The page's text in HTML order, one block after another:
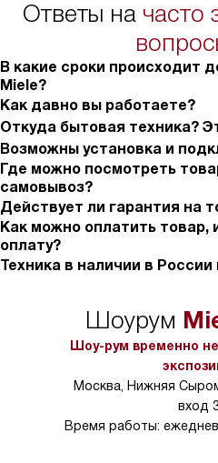
Ответы на часто
В какие сроки происходит
Miele?
Как давно вы работаете?
Откуда бытовая техника?
Возможны установка и
Где можно посмотреть
самовывоз?
Действует ли гарантия на
Как можно оплатить товар,
оплату?
Техника в наличии в
Шоурум
Шоу-рум временно
Москва, Нижняя
вход
Время работы: